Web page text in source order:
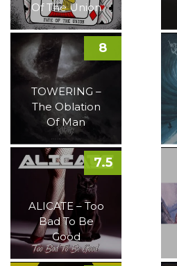
Of The Union
TOWERING –
The Oblation
Of Man
8
ALICATE – Too
Bad To Be
Good
7.5